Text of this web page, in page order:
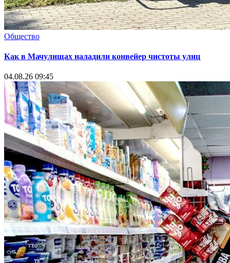
Общество
Как в Мачулищах наладили конвейер чистоты улиц
04.08.26 09:45